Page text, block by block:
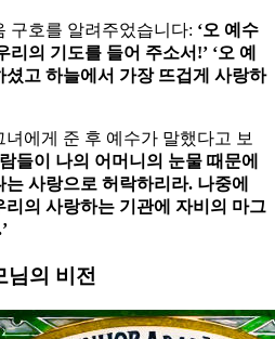
구호를 알려주었습니다: ‘오 예수
의 기도를 들어 주소서!’ ‘오 예
고 하늘에서 가장 뜨겁게 사랑하
에게 준 후 예수가 말했다고 보
들이 나의 어머니의 눈물 때문에
사랑으로 허락하리라. 나중에
의 사랑하는 기관에 자비의 마그
님의 비전